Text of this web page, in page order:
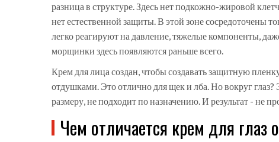
разница в структуре. Здесь нет подкожно-жировой
нет естественной защиты. В этой зоне сосредоточены
легко реагируют на давление, тяжелые компоненты,
морщинки здесь появляются раньше всего.
Крем для лица создан, чтобы создавать защитную
отдушками. Это отлично для щек и лба. Но вокруг
размеру, не подходит по назначению. И результат - не
Чем отличается крем для глаз